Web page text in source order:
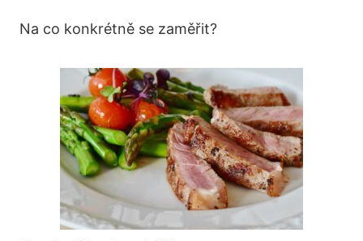
Na co konkrétně se zaměřit?